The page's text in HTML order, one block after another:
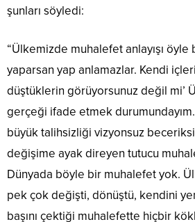
şunları söyledi:
“Ülkemizde muhalefet anlayışı
yaparsan yap anlamazlar. Kendi
düştüklerin görüyorsunuz değil mi’
gerçeği ifade etmek
büyük talihsizliği vizyonsuz
değişime ayak direyen tutucu
Dünyada böyle bir muhalefet yok.
pek çok değişti, dönüştü, kendini
başını çektiği muhalefette hiçbir